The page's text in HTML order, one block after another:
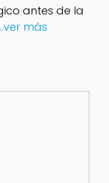
antes de la
más